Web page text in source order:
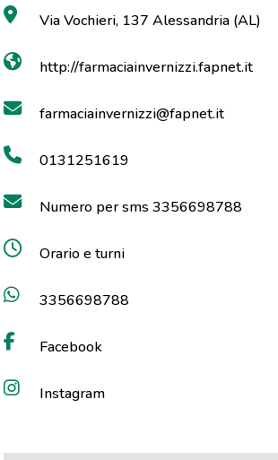
Via Vochieri, 137 Alessandria (AL)
http://farmaciainvernizzi.fapnet.it
farmaciainvernizzi@fapnet.it
0131251619
Numero per sms 3356698788
Orario e turni
3356698788
Facebook
Instagram